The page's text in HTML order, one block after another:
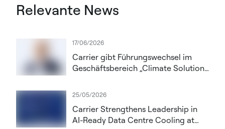
Relevante News
17/06/2026
Carrier gibt Führungswechsel im
Geschäftsbereich „Climate Solutions
zum President ernannt
25/05/2026
Carrier Strengthens Leadership in
AI-Ready Data Centre Cooling at